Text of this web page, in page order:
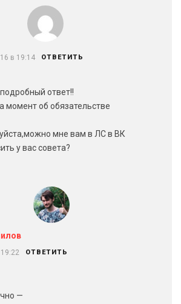
в 19:14 ОТВЕТИТЬ
ответ!!
момент об обязательстве
мне вам в ЛС в ВК
у вас совета?
ОТВЕТИТЬ
—